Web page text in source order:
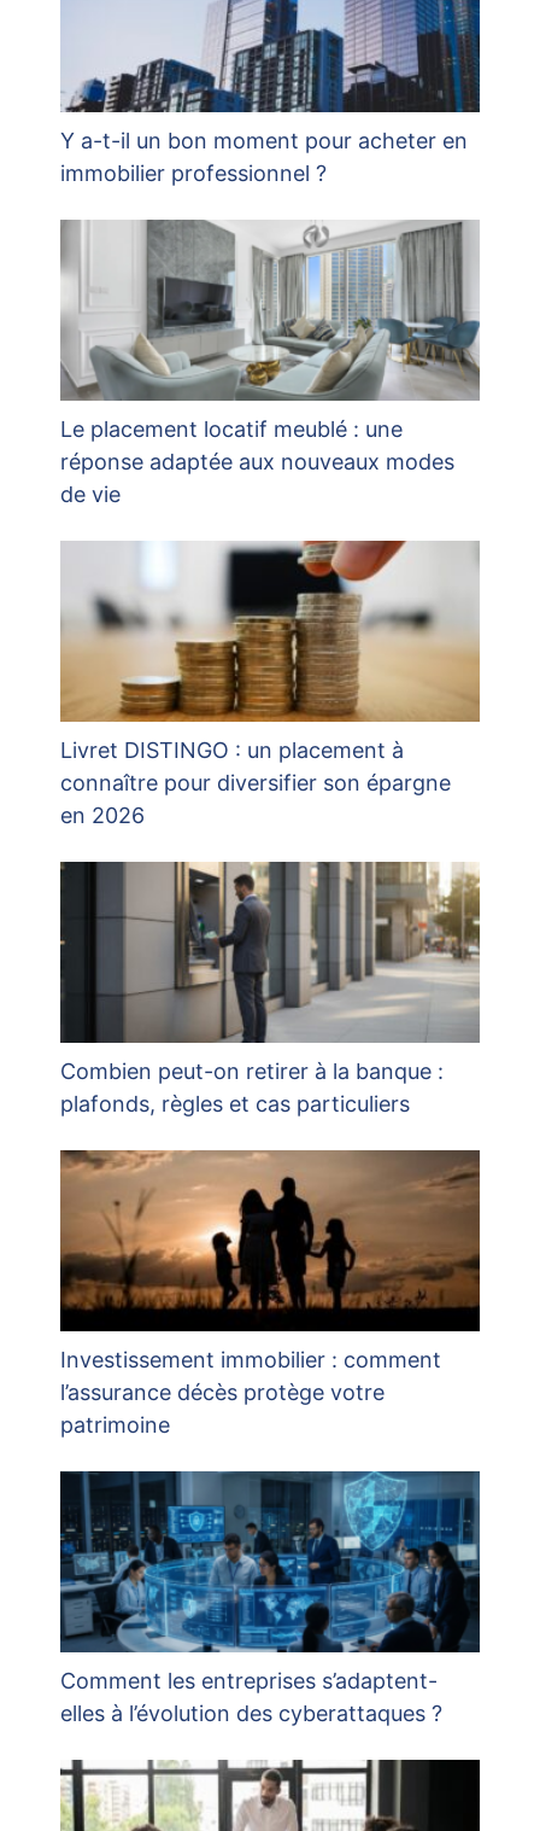
Y a-t-il un bon moment pour acheter en
immobilier professionnel ?
Le placement locatif meublé : une
réponse adaptée aux nouveaux modes
de vie
Livret DISTINGO : un placement à
connaître pour diversifier son épargne
en 2026
Combien peut-on retirer à la banque :
plafonds, règles et cas particuliers
Investissement immobilier : comment
l’assurance décès protège votre
patrimoine
Comment les entreprises s’adaptent-
elles à l’évolution des cyberattaques ?